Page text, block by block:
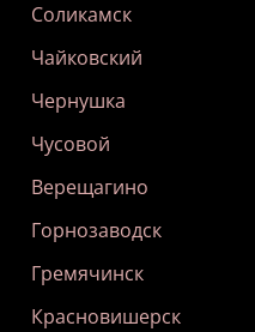
Соликамск
Чайковский
Чернушка
Чусовой
Верещагино
Горнозаводск
Гремячинск
Красновишерск